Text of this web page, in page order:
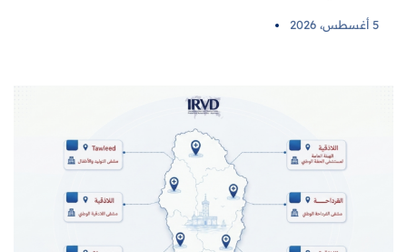
5 أغسطس، 2026